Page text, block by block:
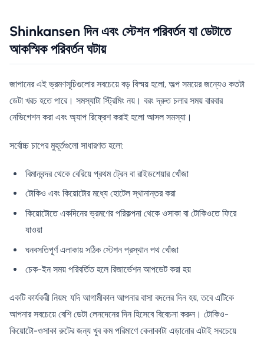
Shinkansen দিন এবং স্টেশন পরিবর্তন যা ডেটাতে
আকস্মিক পরিবর্তন ঘটায়
জাপানের এই ভ্রমণসূচিগুলোর সবচেয়ে বড় বিস্ময় হলো, অল্প সময়ের জন্যেও কতটা
ডেটা খরচ হতে পারে। সমস্যাটা স্ট্রিমিং নয়। বরং দ্রুত চলার সময় বারবার
নেভিগেশন করা এবং অ্যাপ রিফ্রেশ করাই হলো আসল সমস্যা।
সর্বোচ্চ চাপের মুহূর্তগুলো সাধারণত হলো:
বিমানবন্দর থেকে বেরিয়ে প্রথম ট্রেন বা রাইডশেয়ার খোঁজা
টোকিও এবং কিয়োটোর মধ্যে হোটেল স্থানান্তর করা
কিয়োটোতে একদিনের ভ্রমণের পরিকল্পনা থেকে ওসাকা বা টোকিওতে ফিরে
যাওয়া
ঘনবসতিপূর্ণ এলাকায় সঠিক স্টেশন প্রস্থান পথ খোঁজা
চেক-ইন সময় পরিবর্তিত হলে রিজার্ভেশন আপডেট করা হয়
একটি কার্যকরী নিয়ম: যদি আগামীকাল আপনার বাসা বদলের দিন হয়, তবে এটিকে
আপনার সবচেয়ে বেশি ডেটা লেনদেনের দিন হিসেবে বিবেচনা করুন। টোকিও-
কিয়োটো-ওসাকা রুটের জন্য খুব কম পরিমাণে কেনাকাটা এড়ানোর এটাই সবচেয়ে